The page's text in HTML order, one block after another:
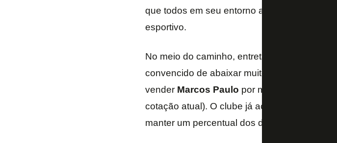
que todos em seu entorno acreditam ser
esportivo.
No meio do caminho, entretanto, está o
convencido de abaixar muito a pedida por
vender Marcos Paulo por mais de 15
cotação atual). O clube já aceita reduzir o
manter um percentual dos direitos